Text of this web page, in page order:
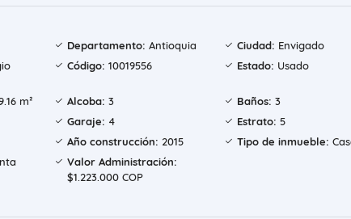
Departamento: Antioquia Ciudad: Envigado
Código: 10019556 Estado: Usado
m² Alcoba: 3 Baños: 3
Garaje: 4 Estrato: 5
Año construcción: 2015 Tipo de inmueble:
Valor Administración:
$1.223.000 COP